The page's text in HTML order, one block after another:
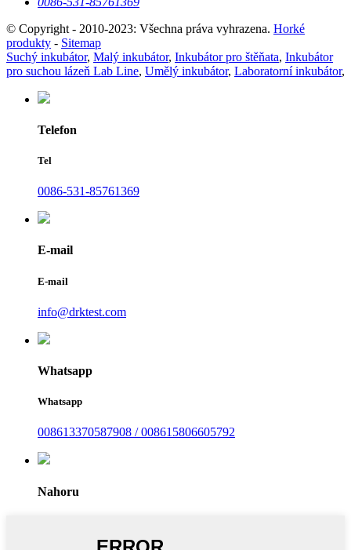
© Copyright - 2010-2023: Všechna práva vyhrazena. Horké
produkty - Sitemap
Suchý inkubátor, Malý inkubátor, Inkubátor pro štěňata, Inkubátor
pro suchou lázeň Lab Line, Umělý inkubátor, Laboratorní inkubátor,
Telefon
Tel
0086-531-85761369
E-mail
E-mail
info@drktest.com
Whatsapp
Whatsapp
008613370587908 / 008615806605792
Nahoru